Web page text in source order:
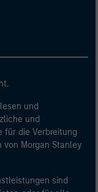
und
und
für die Verbreitung
von Morgan Stanley
sind